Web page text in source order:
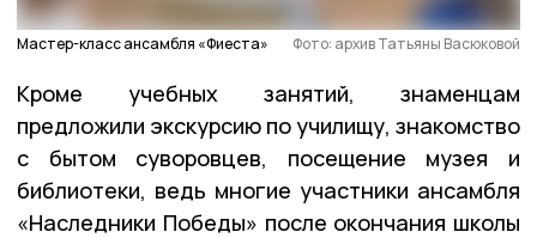
Мастер-класс ансамбля «Фиеста» Фото: архив Татьяны Васюковой
Кроме учебных занятий, знаменцам
предложили экскурсию по училищу, знакомство
с бытом суворовцев, посещение музея и
библиотеки, ведь многие участники ансамбля
«Наследники Победы» после окончания школы